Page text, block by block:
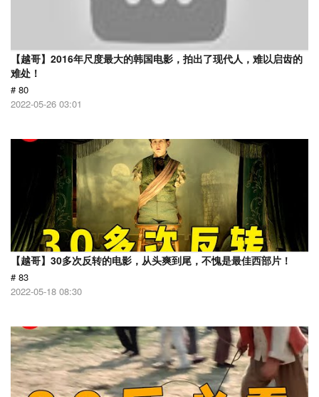
【越哥】2016年尺度最大的韩国电影，拍出了现代人，难以启齿的
难处！
# 80
2022-05-26 03:01
【越哥】30多次反转的电影，从头爽到尾，不愧是最佳西部片！
# 83
2022-05-18 08:30